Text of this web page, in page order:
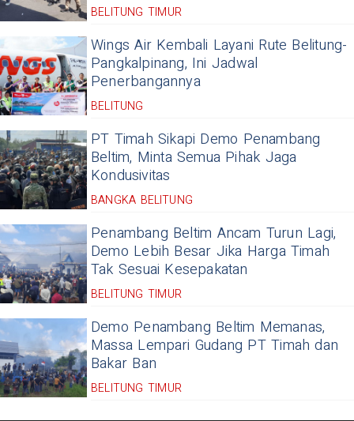
BELITUNG TIMUR
Wings Air Kembali Layani Rute Belitung-
Pangkalpinang, Ini Jadwal
Penerbangannya
BELITUNG
PT Timah Sikapi Demo Penambang
Beltim, Minta Semua Pihak Jaga
Kondusivitas
BANGKA BELITUNG
Penambang Beltim Ancam Turun Lagi,
Demo Lebih Besar Jika Harga Timah
Tak Sesuai Kesepakatan
BELITUNG TIMUR
Demo Penambang Beltim Memanas,
Massa Lempari Gudang PT Timah dan
Bakar Ban
BELITUNG TIMUR